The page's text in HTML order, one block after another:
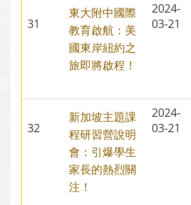
31
東大附中國際
教育啟航：美
國東岸紐約之
旅即將啟程！
2024-
03-21
32
新加坡主題課
程研習營說明
會：引爆學生
家長的熱烈關
注！
2024-
03-21